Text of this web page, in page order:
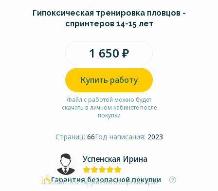
Гипоксическая тренировка пловцов -
спринтеров 14-15 лет
1 650 ₽
Купить работу
Файл с работой можно будет
скачать в личном кабинете после
покупки
Страниц: 66Год написания: 2023
Успенская Ирина
Сообщить о нарушении авторских прав
Гарантия безопасной покупки